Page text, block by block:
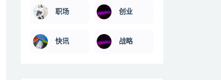
职场 创业
快讯 战略